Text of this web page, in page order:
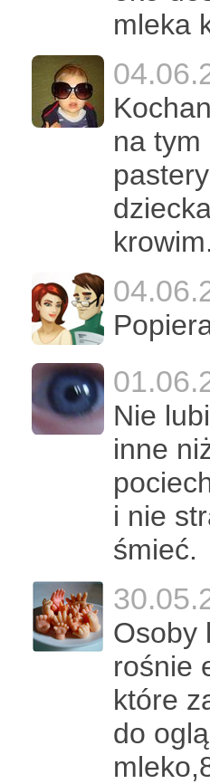
mleka
na tym
Nie
inne
i nie
śmieć.
Osoby
rośnie
które
do